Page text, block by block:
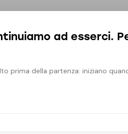
ad esserci.
prima della partenza: iniziano